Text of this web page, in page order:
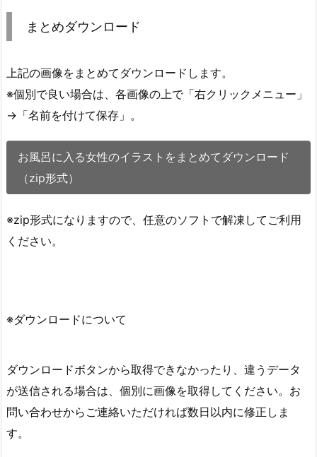
まとめダウンロード
上記の画像をまとめてダウンロードします。
※個別で良い場合は、各画像の上で「右クリックメニュー」
→「名前を付けて保存」。
お風呂に入る女性のイラストをまとめてダウンロード
（zip形式）
※zip形式になりますので、任意のソフトで解凍してご利用
ください。
※ダウンロードについて
ダウンロードボタンから取得できなかったり、違うデータ
が送信される場合は、個別に画像を取得してください。お
問い合わせからご連絡いただければ数日以内に修正しま
す。